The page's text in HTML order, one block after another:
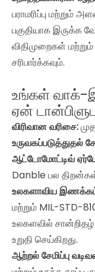
பராமரிப்பு மற்றும்
பகுதியாக இருக்க
விதிமுறைகள்
சரிபார்க்கவும்.
உங்கள் வாக்-
ஏன்
விரிவான வரிசை:
ஆட்டோமோட்டிவ்
Danble பல
உலகளாவிய
மற்றும் MIL-STD-
உலகளவில்
உறுதி செய்கிறது.
ஆற்றல் சேமிப்பு